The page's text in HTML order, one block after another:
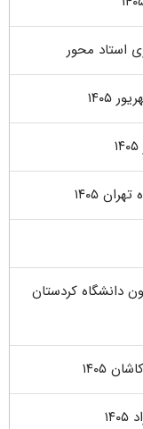
استاد محور
۱۴۰۵
دانشگاه کردستان
۱۴۰۵